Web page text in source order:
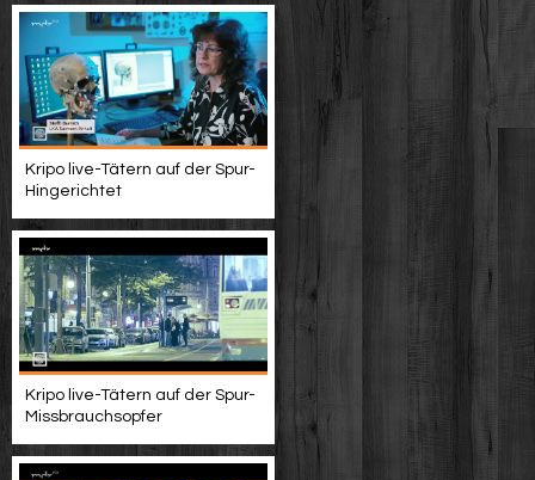
Kripo live-Tätern auf der Spur-
Hingerichtet
Kripo live-Tätern auf der Spur-
Missbrauchsopfer